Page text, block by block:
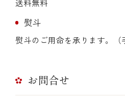
送料無料
熨斗
熨斗のご用命を承ります。（
お問合せ